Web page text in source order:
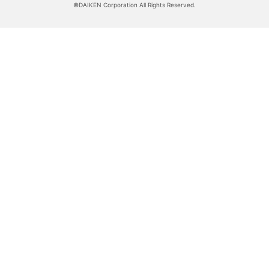
©DAIKEN Corporation All Rights Reserved.